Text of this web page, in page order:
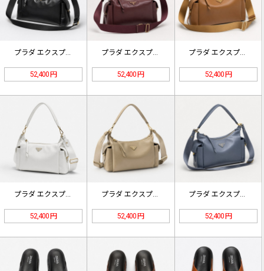
プラダ エクスプロール ナッパレザー…
52,400 円
プラダ エクスプロール ナッパレザー…
52,400 円 52,400 円
プラダ エクスプロール ナッパレザー…
52,400 円
プラダ エクスプロール ナッパレザー…
52,400 円
プラダ エクスプロール ナッパレザー…
52,400 円